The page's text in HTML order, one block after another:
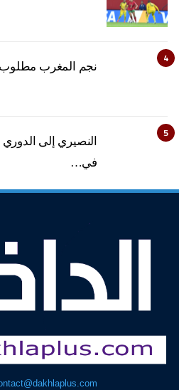
4
نجم المغرب مطلوب
5
النصيري إلى
في…